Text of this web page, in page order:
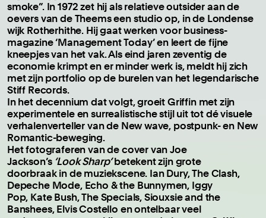
smoke”. In 1972 zet hij als relatieve outsider aan de
oevers van de Theems een studio op, in de Londense
wijk Rotherhithe. Hij gaat werken voor business-
magazine ‘Management Today’ en leert de fijne
kneepjes van het vak. Als eind jaren zeventig de
economie krimpt en er minder werk is, meldt hij zich
met zijn portfolio op de burelen van het legendarische
Stiff Records.
In het decennium dat volgt, groeit Griffin met zijn
experimentele en surrealistische stijl uit tot dé visuele
verhalenverteller van de New wave, postpunk- en New
Romantic-beweging.
Het fotograferen van de cover van Joe
Jackson’s ‘Look Sharp’betekent zijn grote
doorbraak in de muziekscene. Ian Dury, The Clash,
Depeche Mode, Echo & the Bunnymen, Iggy
Pop, Kate Bush, The Specials, Siouxsie and the
Banshees, Elvis Costello en ontelbaar veel